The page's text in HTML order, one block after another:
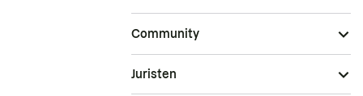
Community
Juristen